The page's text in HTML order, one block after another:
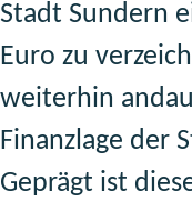
Stadt Sundern
Euro zu
weiterhin
Finanzlage der
Geprägt ist